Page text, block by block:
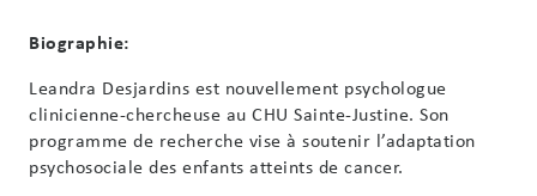
Biographie:
Leandra Desjardins est nouvellement psychologue
clinicienne-chercheuse au CHU Sainte-Justine. Son
programme de recherche vise à soutenir l’adaptation
psychosociale des enfants atteints de cancer.